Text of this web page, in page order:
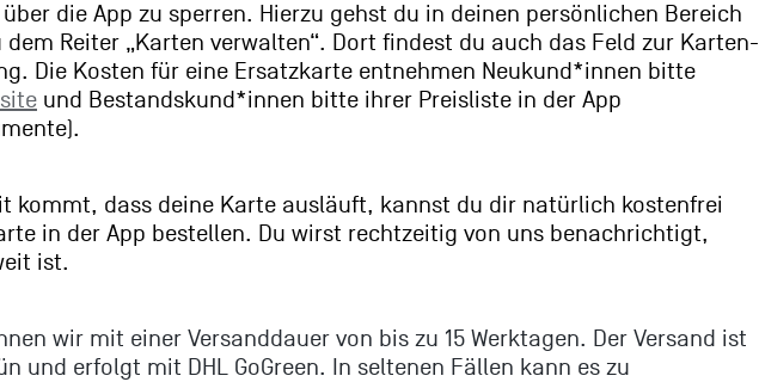
die App zu sperren. Hierzu gehst du in deinen persönlichen Bereich
dem Reiter „Karten verwalten“. Dort findest du auch das Feld zur Karten-
Die Kosten für eine Ersatzkarte entnehmen Neukund*innen bitte
und Bestandskund*innen bitte ihrer Preisliste in der App
kommt, dass deine Karte ausläuft, kannst du dir natürlich kostenfrei
in der App bestellen. Du wirst rechtzeitig von uns benachrichtigt,
ist.
wir mit einer Versanddauer von bis zu 15 Werktagen. Der Versand ist
und erfolgt mit DHL GoGreen. In seltenen Fällen kann es zu